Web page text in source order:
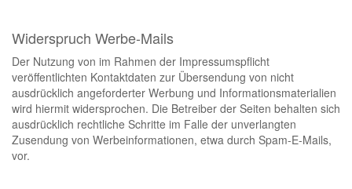
Widerspruch Werbe-Mails
Der Nutzung von im Rahmen der Impressumspflicht
veröffentlichten Kontaktdaten zur Übersendung von nicht
ausdrücklich angeforderter Werbung und Informationsmaterialien
wird hiermit widersprochen. Die Betreiber der Seiten behalten sich
ausdrücklich rechtliche Schritte im Falle der unverlangten
Zusendung von Werbeinformationen, etwa durch Spam-E-Mails,
vor.